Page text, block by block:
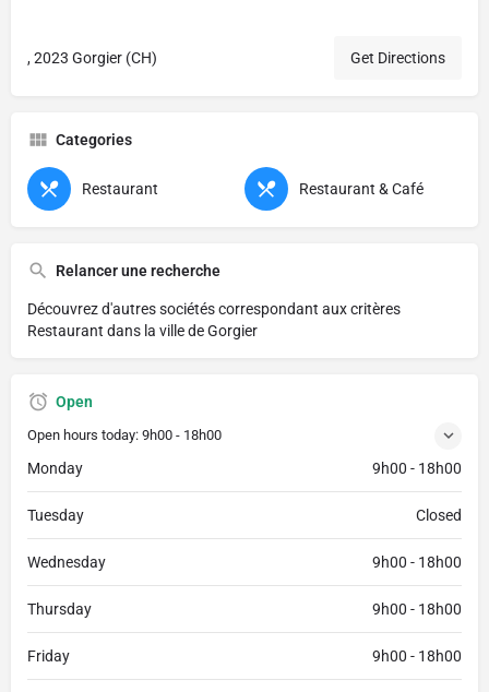
, 2023 Gorgier (CH) Get Directions
Categories
Restaurant Restaurant & Café
Relancer une recherche
Découvrez d'autres sociétés correspondant aux critères
Restaurant dans la ville de Gorgier
Open
Open hours today: 9h00 - 18h00
Monday 9h00 - 18h00
Tuesday Closed
Wednesday 9h00 - 18h00
Thursday 9h00 - 18h00
Friday 9h00 - 18h00